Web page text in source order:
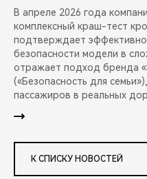
В апреле 2026 года
комплексный краш-тест
подтверждает
безопасности модели в
отражает подход бренда
(«Безопасность для
пассажиров в реальных
К СПИСКУ НОВОСТЕЙ